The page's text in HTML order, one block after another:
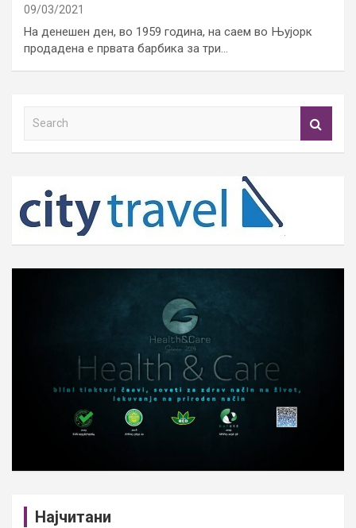
09/03/2021
На денешен ден, во 1959 година, на саем во Њујорк
продадена е првата барбика за три…
h
Најчитани